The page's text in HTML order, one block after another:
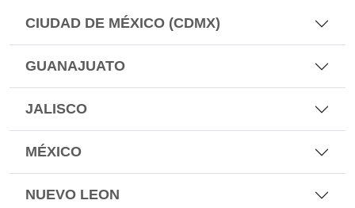
CIUDAD DE MÉXICO (CDMX)
GUANAJUATO
JALISCO
MÉXICO
NUEVO LEON